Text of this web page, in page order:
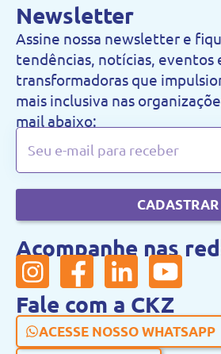
Newsletter
Assine nossa newsletter e
tendências, notícias, eventos
transformadoras que
mais inclusiva nas
mail abaixo:
CADASTRAR
Acompanhe nas
Fale com a CKZ
ACESSE NOSSO WHATSAPP